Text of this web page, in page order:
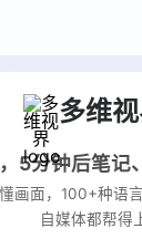
多维
5分钟后笔记
画面，100+种语
自媒体都帮得